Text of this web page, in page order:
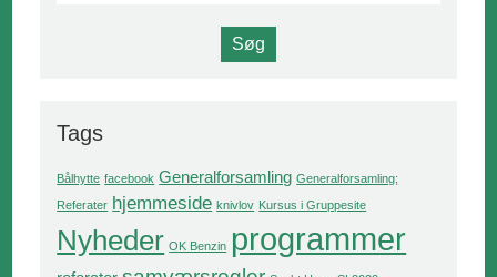
Tags
Bålhytte facebook Generalforsamling Generalforsamling;
Referater hjemmeside knivlov Kursus i Gruppesite
Nyheder OK Benzin programmer